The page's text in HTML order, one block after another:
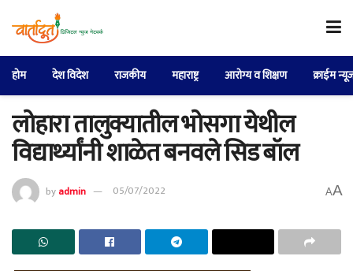
होम देश विदेश राजकीय महाराष्ट्र आरोग्य व शिक्षण क्राईम
लोहारा तालुक्यातील भोसगा येथील
विद्यार्थ्यांनी शाळेत बनवले सिड बॉल
byadmin 05/07/2022 AA